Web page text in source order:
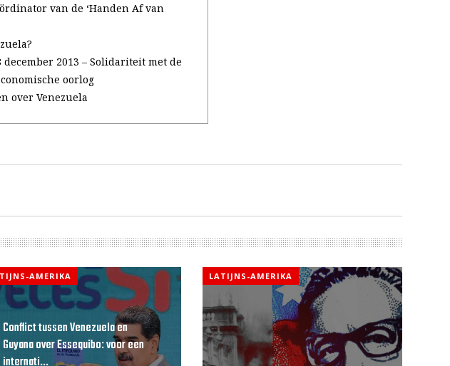
van de ‘Handen Af van
2013 – Solidariteit met de
oorlog
over Venezuela
AMERIKA
Conflict tussen Venezuela en
Guyana over Essequibo: voor een
LATIJNS-AMERIKA